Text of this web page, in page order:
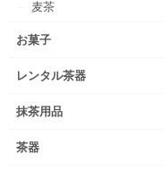
麦茶
お菓子
レンタル茶器
抹茶用品
茶器